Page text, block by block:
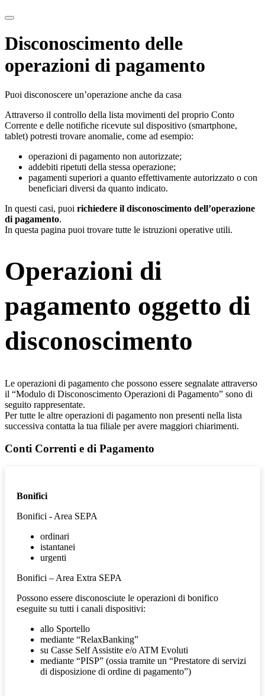
Disconoscimento delle
operazioni di pagamento
Puoi disconoscere un’operazione anche da casa
Attraverso il controllo della lista movimenti del proprio Conto
Corrente e delle notifiche ricevute sul dispositivo (smartphone,
tablet) potresti trovare anomalie, come ad esempio:
operazioni di pagamento non autorizzate;
addebiti ripetuti della stessa operazione;
pagamenti superiori a quanto effettivamente autorizzato o con
beneficiari diversi da quanto indicato.
In questi casi, puoi richiedere il disconoscimento dell’operazione
di pagamento.
In questa pagina puoi trovare tutte le istruzioni operative utili.
Operazioni di
pagamento oggetto di
disconoscimento
Le operazioni di pagamento che possono essere segnalate attraverso
il “Modulo di Disconoscimento Operazioni di Pagamento” sono di
seguito rappresentate.
Per tutte le altre operazioni di pagamento non presenti nella lista
successiva contatta la tua filiale per avere maggiori chiarimenti.
Conti Correnti e di Pagamento
Bonifici
Bonifici - Area SEPA
ordinari
istantanei
urgenti
Bonifici – Area Extra SEPA
Possono essere disconosciute le operazioni di bonifico
eseguite su tutti i canali dispositivi:
allo Sportello
mediante “RelaxBanking”
su Casse Self Assistite e/o ATM Evoluti
mediante “PISP” (ossia tramite un “Prestatore di servizi
di disposizione di ordine di pagamento”)